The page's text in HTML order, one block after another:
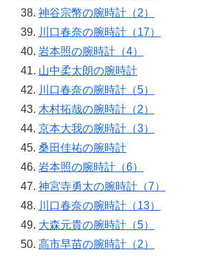
神谷宗幣の腕時計（2）
川口春奈の腕時計（17）
岩本照の腕時計（4）
山中柔太朗の腕時計
川口春奈の腕時計（5）
木村拓哉の腕時計（2）
京本大我の腕時計（3）
桑田佳祐の腕時計
岩本照の腕時計（6）
神宮寺勇太の腕時計（7）
川口春奈の腕時計（13）
大森元貴の腕時計（5）
高市早苗の腕時計（2）